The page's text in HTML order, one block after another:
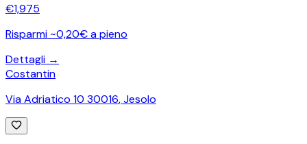
€1,975
Risparmi ~0,20€ a pieno
Dettagli →
Costantin
Via Adriatico 10 30016,Jesolo